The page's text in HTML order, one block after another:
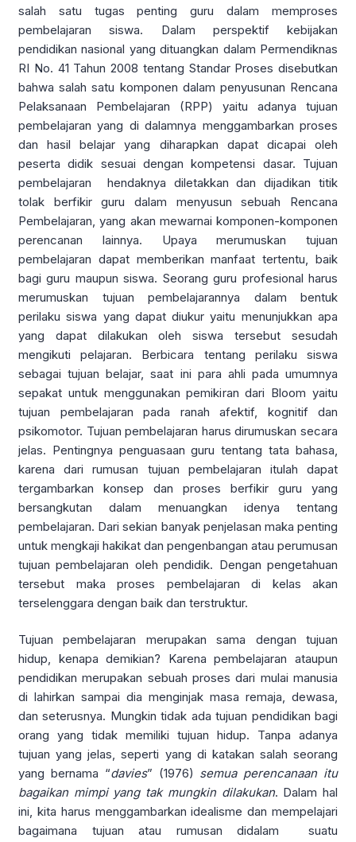
salah satu tugas penting guru dalam memproses
pembelajaran siswa. Dalam perspektif kebijakan
pendidikan nasional yang dituangkan dalam Permendiknas
RI No. 41 Tahun 2008 tentang Standar Proses disebutkan
bahwa salah satu komponen dalam penyusunan Rencana
Pelaksanaan Pembelajaran (RPP) yaitu adanya tujuan
pembelajaran yang di dalamnya menggambarkan proses
dan hasil belajar yang diharapkan dapat dicapai oleh
peserta didik sesuai dengan kompetensi dasar. Tujuan
pembelajaran hendaknya diletakkan dan dijadikan titik
tolak berfikir guru dalam menyusun sebuah Rencana
Pembelajaran, yang akan mewarnai komponen-komponen
perencanan lainnya. Upaya merumuskan tujuan
pembelajaran dapat memberikan manfaat tertentu, baik
bagi guru maupun siswa. Seorang guru profesional harus
merumuskan tujuan pembelajarannya dalam bentuk
perilaku siswa yang dapat diukur yaitu menunjukkan apa
yang dapat dilakukan oleh siswa tersebut sesudah
mengikuti pelajaran. Berbicara tentang perilaku siswa
sebagai tujuan belajar, saat ini para ahli pada umumnya
sepakat untuk menggunakan pemikiran dari Bloom yaitu
tujuan pembelajaran pada ranah afektif, kognitif dan
psikomotor. Tujuan pembelajaran harus dirumuskan secara
jelas. Pentingnya penguasaan guru tentang tata bahasa,
karena dari rumusan tujuan pembelajaran itulah dapat
tergambarkan konsep dan proses berfikir guru yang
bersangkutan dalam menuangkan idenya tentang
pembelajaran. Dari sekian banyak penjelasan maka penting
untuk mengkaji hakikat dan pengenbangan atau perumusan
tujuan pembelajaran oleh pendidik. Dengan pengetahuan
tersebut maka proses pembelajaran di kelas akan
terselenggara dengan baik dan terstruktur.
Tujuan pembelajaran merupakan sama dengan tujuan
hidup, kenapa demikian? Karena pembelajaran ataupun
pendidikan merupakan sebuah proses dari mulai manusia
di lahirkan sampai dia menginjak masa remaja, dewasa,
dan seterusnya. Mungkin tidak ada tujuan pendidikan bagi
orang yang tidak memiliki tujuan hidup. Tanpa adanya
tujuan yang jelas, seperti yang di katakan salah seorang
yang bernama “davies” (1976) semua perencanaan itu
bagaikan mimpi yang tak mungkin dilakukan. Dalam hal
ini, kita harus menggambarkan idealisme dan mempelajari
bagaimana tujuan atau rumusan didalam suatu